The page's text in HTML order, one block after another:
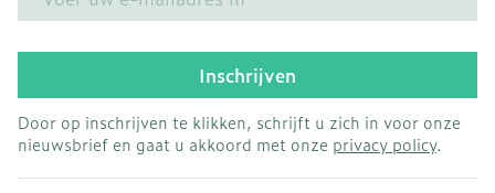
Inschrijven
Door op inschrijven te klikken, schrijft u zich in voor onze
nieuwsbrief en gaat u akkoord met onze privacy policy.